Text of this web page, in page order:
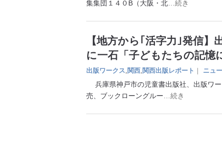
集集団１４０B（大阪・北 …続き
【地方から｢活字力｣発信
に一石「子どもたちの記憶
出版ワークス, 関西, 関西出版レポート ｜ ニュ
兵庫県神戸市の児童書出版社、出版ワ
売、ブックローングルー …続き